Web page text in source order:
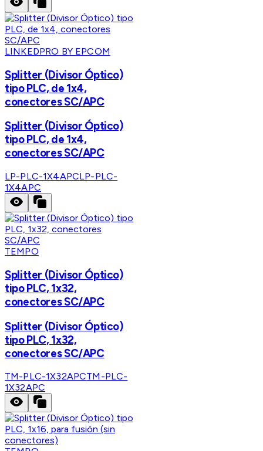
LINKEDPRO BY EPCOM
Splitter (Divisor Óptico)
tipo PLC, de 1x4,
conectores SC/APC
Splitter (Divisor Óptico)
tipo PLC, de 1x4,
conectores SC/APC
LP-PLC-1X4APCLP-PLC-
1X4APC
TEMPO
Splitter (Divisor Óptico)
tipo PLC, 1x32,
conectores SC/APC
Splitter (Divisor Óptico)
tipo PLC, 1x32,
conectores SC/APC
TM-PLC-1X32APCTM-PLC-
1X32APC